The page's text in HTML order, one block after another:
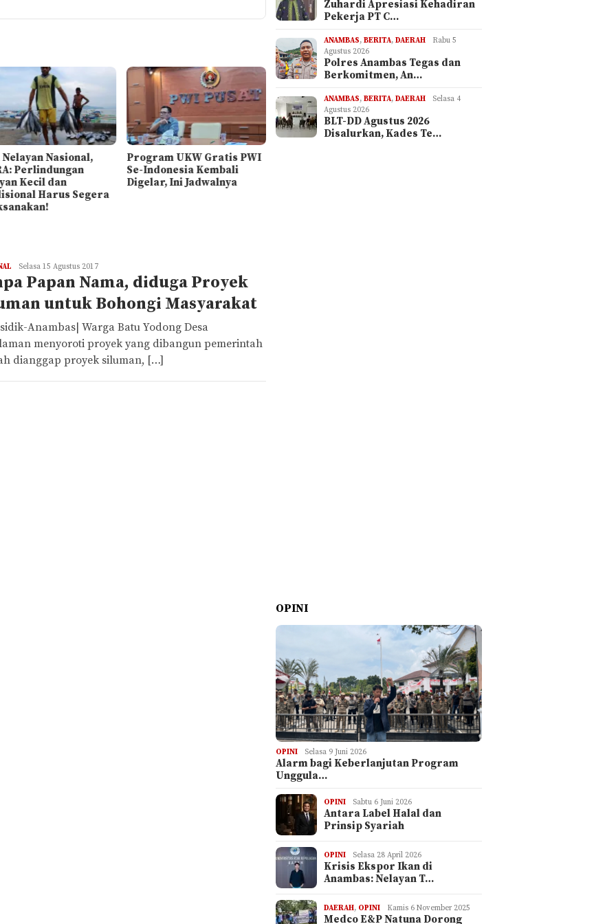
Nasional,
Perlindungan
Kecil dan
Harus Segera
Program UKW Gratis PWI
Se-Indonesia Kembali
Digelar, Ini Jadwalnya
REDAKSI
Selasa 15 Agustus 2017
Papan Nama, diduga Proyek
untuk Bohongi Masyarakat
Anambas| Warga Batu Yodong Desa
menyoroti proyek yang dibangun pemerintah
dianggap proyek siluman, […]
Zuhardi Apresiasi Kehadiran
Pekerja PT C…
ANAMBAS,BERITA,DAERAH
Rabu 5
Agustus 2026
Polres Anambas Tegas dan
Berkomitmen, An…
ANAMBAS,BERITA,DAERAH
Selasa 4
Agustus 2026
BLT-DD Agustus 2026
Disalurkan, Kades Te…
OPINI
OPINI Selasa 9 Juni 2026
Alarm bagi Keberlanjutan Program
Unggula…
OPINI Sabtu 6 Juni 2026
Antara Label Halal dan
Prinsip Syariah
OPINI Selasa 28 April 2026
Krisis Ekspor Ikan di
Anambas: Nelayan T…
DAERAH, OPINI Kamis 6 November 2025
Medco E&P Natuna Dorong